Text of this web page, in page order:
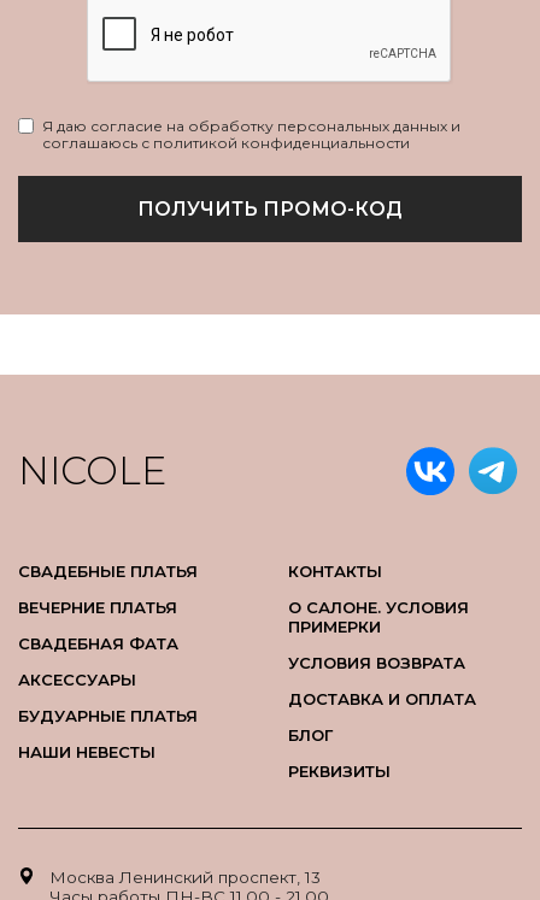
Я даю согласие на обработку персональных данных и
соглашаюсь с политикой конфиденциальности
ПОЛУЧИТЬ ПРОМО-КОД
NICOLE
СВАДЕБНЫЕ ПЛАТЬЯ
ВЕЧЕРНИЕ ПЛАТЬЯ
СВАДЕБНАЯ ФАТА
АКСЕССУАРЫ
БУДУАРНЫЕ ПЛАТЬЯ
НАШИ НЕВЕСТЫ
КОНТАКТЫ
О САЛОНЕ. УСЛОВИЯ
ПРИМЕРКИ
УСЛОВИЯ ВОЗВРАТА
ДОСТАВКА И ОПЛАТА
БЛОГ
РЕКВИЗИТЫ
Москва Ленинский проспект, 13